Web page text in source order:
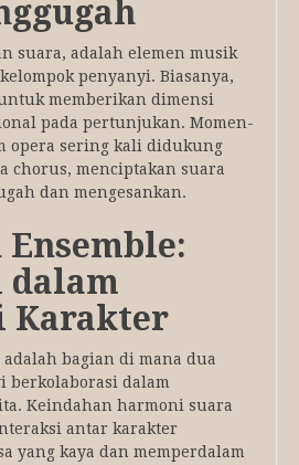
suara, adalah elemen musik
penyanyi. Biasanya,
memberikan dimensi
pada pertunjukan. Momen-
opera sering kali didukung
chorus, menciptakan suara
dan mengesankan.
dalam
Karakter
bagian di mana dua
berkolaborasi dalam
Keindahan harmoni suara
antar karakter
yang kaya dan memperdalam